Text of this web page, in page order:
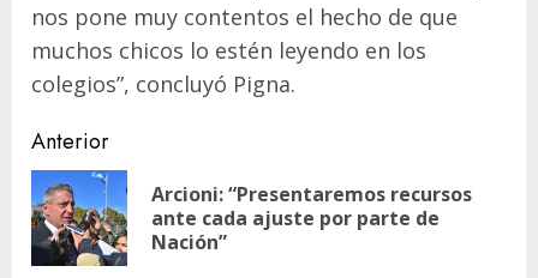
nos pone muy contentos el hecho de que
muchos chicos lo estén leyendo en los
colegios”, concluyó Pigna.
Navegación
de
entradas
Anterior
Arcioni: “Presentaremos recursos
ante cada ajuste por parte de
Nación”